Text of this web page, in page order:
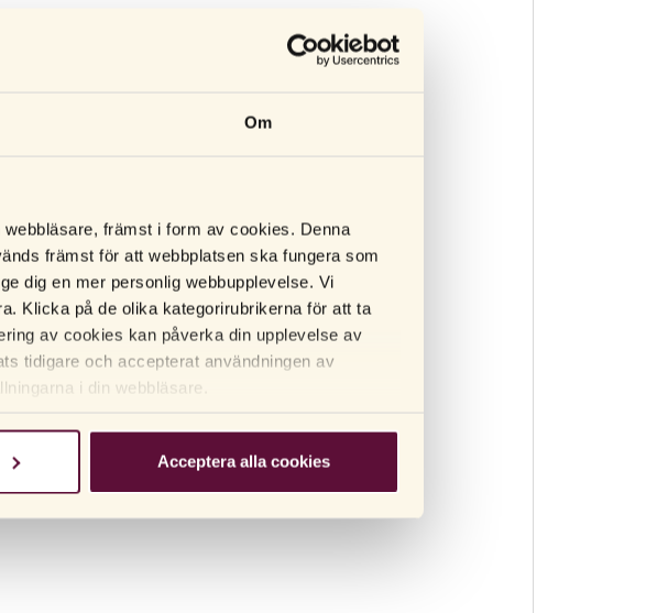
Om
främst i form av cookies. Denna
främst för att webbplatsen ska fungera som
dig en mer personlig webbupplevelse. Vi
Klicka på de olika kategorirubrikerna för att ta
av cookies kan påverka din upplevelse av
tidigare och accepterat användningen av
i din webbläsare.
Acceptera alla cookies
könssjukdomar.